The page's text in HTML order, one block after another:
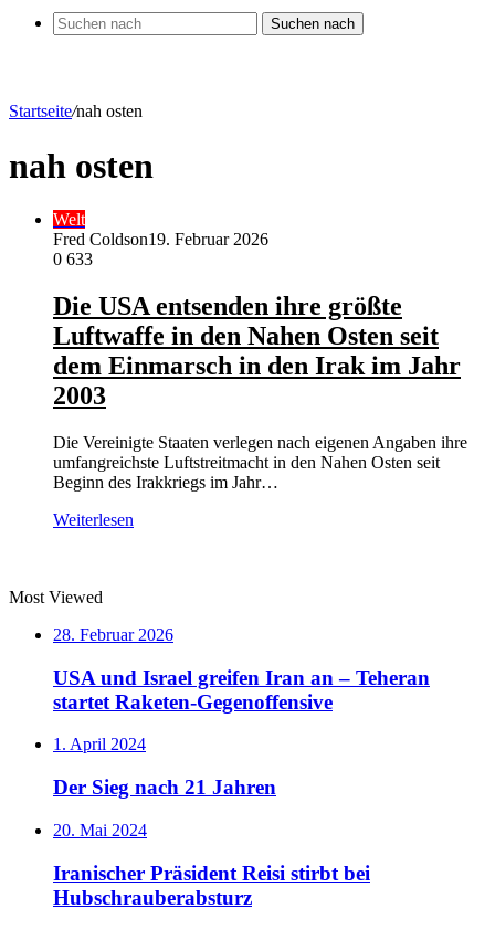
Suchen nach
Startseite/nah osten
nah osten
Welt
Fred Coldson19. Februar 2026
0 633
Die USA entsenden ihre größte
Luftwaffe in den Nahen Osten seit
dem Einmarsch in den Irak im Jahr
2003
Die Vereinigte Staaten verlegen nach eigenen Angaben ihre
umfangreichste Luftstreitmacht in den Nahen Osten seit
Beginn des Irakkriegs im Jahr…
Weiterlesen
Most Viewed
28. Februar 2026
USA und Israel greifen Iran an – Teheran
startet Raketen-Gegenoffensive
1. April 2024
Der Sieg nach 21 Jahren
20. Mai 2024
Iranischer Präsident Reisi stirbt bei
Hubschrauberabsturz